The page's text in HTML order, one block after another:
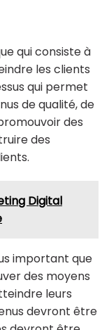
qui consiste à
les clients
qui permet
de qualité, de
des
des
Digital
important que
des moyens
leurs
devront être